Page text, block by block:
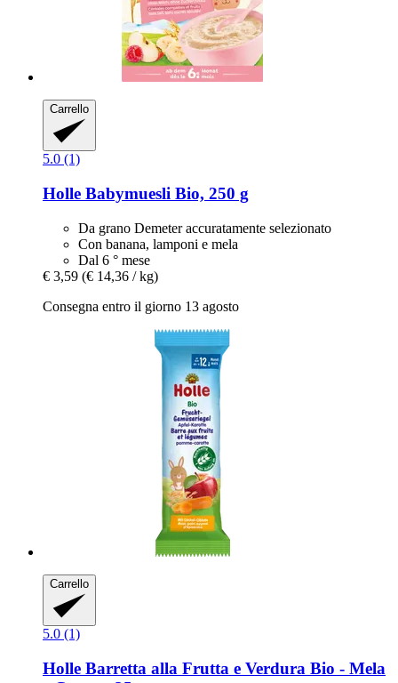
Carrello
5.0 (1)
Holle Babymuesli Bio, 250 g
Da grano Demeter accuratamente selezionato
Con banana, lamponi e mela
Dal 6 ° mese
€ 3,59 (€ 14,36 / kg)
Consegna entro il giorno 13 agosto
Carrello
5.0 (1)
Holle Barretta alla Frutta e Verdura Bio -​ Mela